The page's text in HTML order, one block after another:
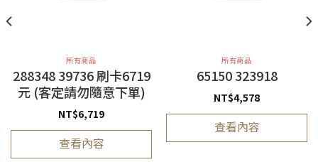
所有商品
288348 39736 刷卡6719
元 (客定請勿隨意下單)
NT$6,719
查看內容
所有商品
65150 323918
NT$4,578
查看內容